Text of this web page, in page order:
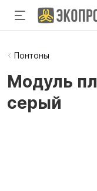
Понтоны
Модуль
серый